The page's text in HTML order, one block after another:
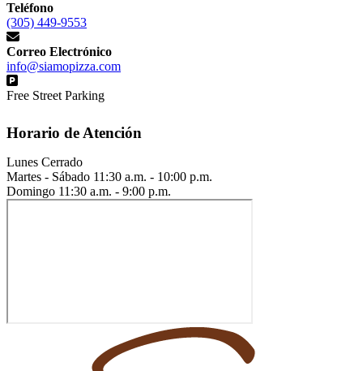
Teléfono
(305) 449-9553
Correo Electrónico
info@siamopizza.com
Free Street Parking
Horario de Atención
Lunes Cerrado
Martes - Sábado 11:30 a.m. - 10:00 p.m.
Domingo 11:30 a.m. - 9:00 p.m.